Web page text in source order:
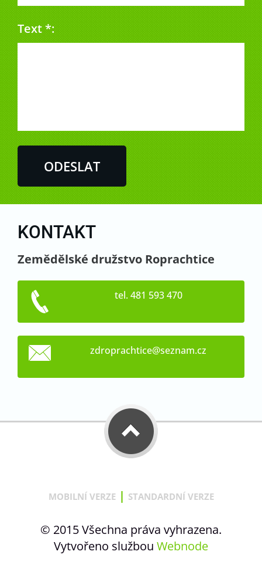
Text *:
KONTAKT
Zemědělské družstvo Roprachtice
tel. 481 593 470
zdroprachtice@seznam.cz
MOBILNÍ VERZE | STANDARDNÍ VERZE
© 2015 Všechna práva vyhrazena.
Vytvořeno službou Webnode